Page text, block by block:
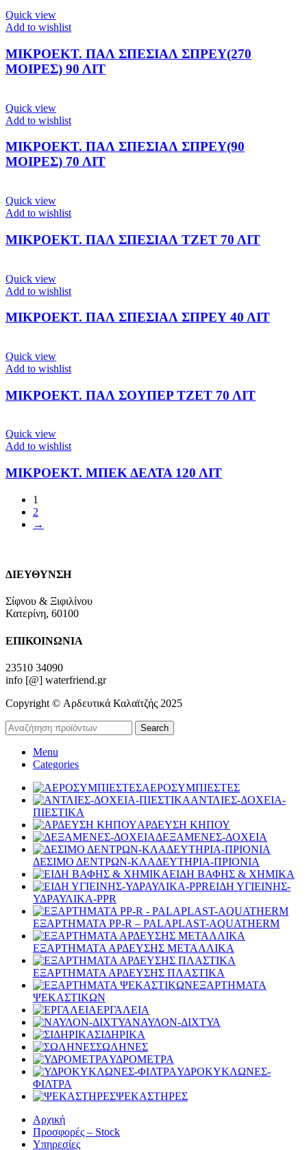
Quick view
Add to wishlist
ΜΙΚΡΟΕΚΤ. ΠΑΛ ΣΠΕΣΙΑΛ ΣΠΡΕΥ(270
ΜΟΙΡΕΣ) 90 ΛΙΤ
Quick view
Add to wishlist
ΜΙΚΡΟΕΚΤ. ΠΑΛ ΣΠΕΣΙΑΛ ΣΠΡΕΥ(90
ΜΟΙΡΕΣ) 70 ΛΙΤ
Quick view
Add to wishlist
ΜΙΚΡΟΕΚΤ. ΠΑΛ ΣΠΕΣΙΑΛ ΤΖΕΤ 70 ΛΙΤ
Quick view
Add to wishlist
ΜΙΚΡΟΕΚΤ. ΠΑΛ ΣΠΕΣΙΑΛ ΣΠΡΕΥ 40 ΛΙΤ
Quick view
Add to wishlist
ΜΙΚΡΟΕΚΤ. ΠΑΛ ΣΟΥΠΕΡ ΤΖΕΤ 70 ΛΙΤ
Quick view
Add to wishlist
ΜΙΚΡΟΕΚΤ. ΜΠΕΚ ΔΕΛΤΑ 120 ΛΙΤ
1
2
→
ΔΙΕΥΘΥΝΣΗ
Σίφνου & Ξιφιλίνου
Κατερίνη, 60100
ΕΠΙΚΟΙΝΩΝΙΑ
23510 34090
info [@] waterfriend.gr
Copyright © Αρδευτικά Καλαϊτζής 2025
Search
Menu
Categories
ΑΕΡΟΣΥΜΠΙΕΣΤΕΣ
ΑΝΤΛΙΕΣ-ΔΟΧΕΙΑ-
ΠΙΕΣΤΙΚΑ
ΑΡΔΕΥΣΗ ΚΗΠΟΥ
ΔΕΞΑΜΕΝΕΣ-ΔΟΧΕΙΑ
ΔΕΣΙΜΟ ΔΕΝΤΡΩΝ-ΚΛΑΔΕΥΤΗΡΙΑ-ΠΡΙΟΝΙΑ
ΕΙΔΗ ΒΑΦΗΣ & ΧΗΜΙΚΑ
ΕΙΔΗ ΥΓΙΕΙΝΗΣ-
ΥΔΡΑΥΛΙΚΑ-PPR
ΕΞΑΡΤΗΜΑΤΑ PP-R – PALAPLAST-AQUATHERM
ΕΞΑΡΤΗΜΑΤΑ ΑΡΔΕΥΣΗΣ ΜΕΤΑΛΛΙΚΑ
ΕΞΑΡΤΗΜΑΤΑ ΑΡΔΕΥΣΗΣ ΠΛΑΣΤΙΚΑ
ΕΞΑΡΤΗΜΑΤΑ
ΨΕΚΑΣΤΙΚΩΝ
ΕΡΓΑΛΕΙΑ
ΝΑΥΛΟΝ-ΔΙΧΤΥΑ
ΣΙΔΗΡΙΚΑ
ΣΩΛΗΝΕΣ
ΥΔΡΟΜΕΤΡΑ
ΥΔΡΟΚΥΚΛΩΝΕΣ-
ΦΙΛΤΡΑ
ΨΕΚΑΣΤΗΡΕΣ
Αρχική
Προσφορές – Stock
Υπηρεσίες